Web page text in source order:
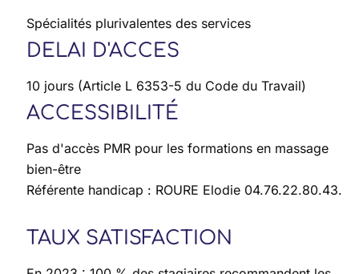
Spécialités plurivalentes des services
DELAI D'ACCES
10 jours (Article L 6353-5 du Code du Travail)
ACCESSIBILITÉ
Pas d'accès PMR pour les formations en massage
bien-être
Référente handicap : ROURE Elodie 04.76.22.80.43.
TAUX SATISFACTION